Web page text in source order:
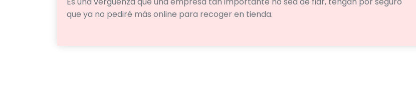
que ya no pediré más online para recoger en tienda.